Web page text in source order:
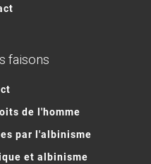
faisons
de l'homme
par l'albinisme
et albinisme